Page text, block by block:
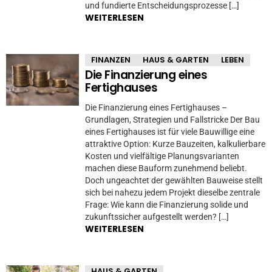
und fundierte Entscheidungsprozesse […]
WEITERLESEN
FINANZEN HAUS & GARTEN LEBEN
Die Finanzierung eines
Fertighauses
Die Finanzierung eines Fertighauses –
Grundlagen, Strategien und Fallstricke Der Bau
eines Fertighauses ist für viele Bauwillige eine
attraktive Option: Kurze Bauzeiten, kalkulierbare
Kosten und vielfältige Planungsvarianten
machen diese Bauform zunehmend beliebt.
Doch ungeachtet der gewählten Bauweise stellt
sich bei nahezu jedem Projekt dieselbe zentrale
Frage: Wie kann die Finanzierung solide und
zukunftssicher aufgestellt werden? […]
WEITERLESEN